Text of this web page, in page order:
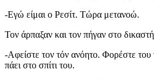
-Εγώ είμαι ο Ρεσίτ. Τώρα μετανοώ.
Τον άρπαξαν και τον πήγαν στο
-Αφείστε τον τόν ανόητο. Φορέστε του
πάει στο σπίτι του.